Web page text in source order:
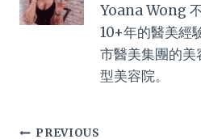
Yoana Wong
10+年的醫美經
市醫美集團的
型美容院。
PREVIOUS